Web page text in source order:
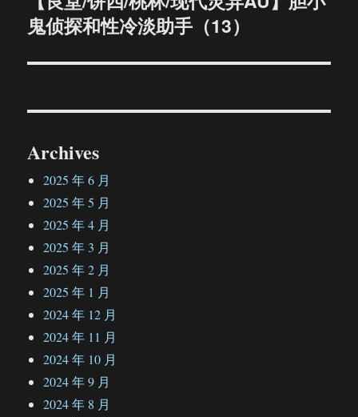
篇
章：
鬼侦探和性冷淡助手（13）
Archives
2025 年 6 月
2025 年 5 月
2025 年 4 月
2025 年 3 月
2025 年 2 月
2025 年 1 月
2024 年 12 月
2024 年 11 月
2024 年 10 月
2024 年 9 月
2024 年 8 月